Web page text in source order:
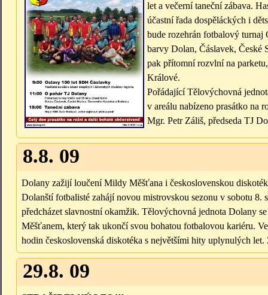
let a večerní taneční zábava.
účastní řada dospěláckých i
bude rozehrán fotbalový turnaj
barvy Dolan, Čáslavek, České
pak přítomní rozvlní na
Králové.
Pořádající Tělovýchovná
v areálu nabízeno prasátko na
Mgr. Petr Záliš, předseda TJ
8.8. 09
Dolany zažijí loučení Mildy Měšťana i československou
Dolanští fotbalisté zahájí novou mistrovskou sezonu v sobotu
předcházet slavnostní okamžik. Tělovýchovná jednota Dolany
Měšťanem, který tak ukončí svou bohatou fotbalovou kariéru.
hodin československá diskotéka s největšími hity uplynulých
29.8. 09